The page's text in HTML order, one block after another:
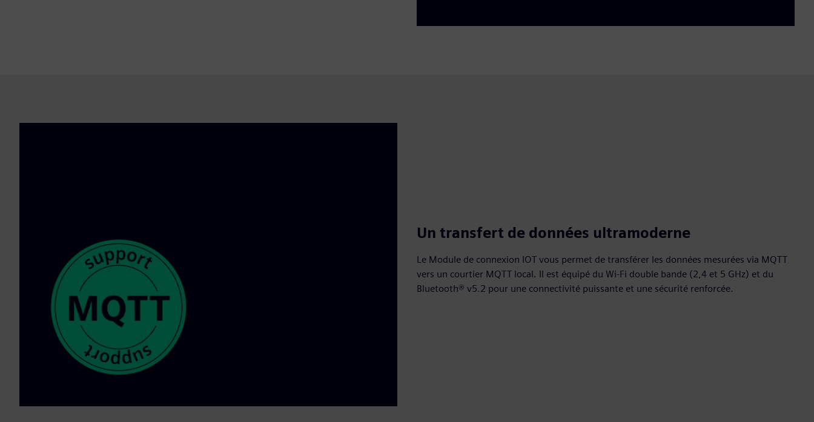
Un transfert de données ultramoderne
Le Module de connexion IOT vous permet de transférer les données mesurées via MQTT
vers un courtier MQTT local. Il est équipé du Wi-Fi double bande (2,4 et 5 GHz) et du
Bluetooth® v5.2 pour une connectivité puissante et une sécurité renforcée.